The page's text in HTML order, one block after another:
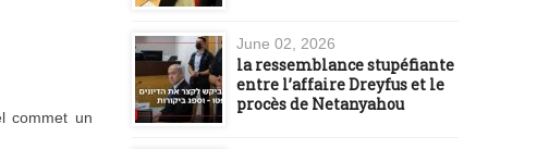
commet un
June 02, 2026
la ressemblance stupéfiante
entre l’affaire Dreyfus et le
procès de Netanyahou